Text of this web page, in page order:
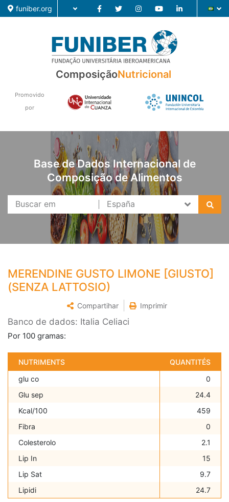
funiber.org
Pesquisa
ComposiçãoNutricional
Promovido
por
Base de Dados Internacional de
Composição de Alimentos
MERENDINE GUSTO LIMONE [GIUSTO]
(SENZA LATTOSIO)
Compartihar Imprimir
Banco de dados: Italia Celiaci
Por 100 gramas:
NUTRIMENTS
QUANTITÉS
glu co
0
Glu sep
24.4
Kcal/100
459
Fibra
0
Colesterolo
2.1
Lip In
15
Lip Sat
9.7
Lipidi
24.7